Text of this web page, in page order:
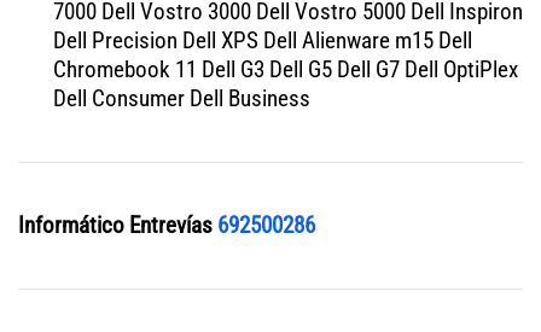
7000 Dell Vostro 3000 Dell Vostro 5000 Dell Inspiron
Dell Precision Dell XPS Dell Alienware m15 Dell
Chromebook 11 Dell G3 Dell G5 Dell G7 Dell OptiPlex
Dell Consumer Dell Business
Informático Entrevías 692500286